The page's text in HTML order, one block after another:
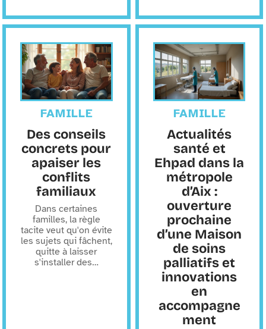
FAMILLE
Des conseils
concrets pour
apaiser les
conflits
familiaux
Dans certaines
familles, la règle
tacite veut qu'on évite
les sujets qui fâchent,
quitte à laisser
s'installer des…
FAMILLE
Actualités
santé et
Ehpad dans la
métropole
d’Aix :
ouverture
prochaine
d’une Maison
de soins
palliatifs et
innovations
en
accompagne
ment